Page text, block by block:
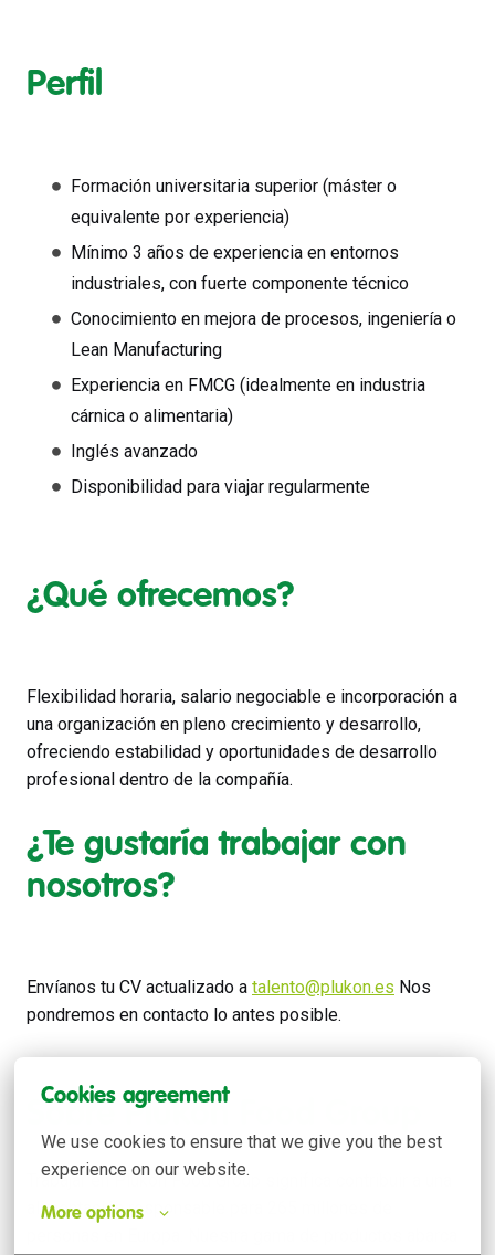
Cookies agreement
We use cookies to ensure that we give you the best
experience on our website.
More options
Perfil
Formación universitaria superior (máster o
equivalente por experiencia)
Mínimo 3 años de experiencia en entornos
industriales, con fuerte componente técnico
Conocimiento en mejora de procesos, ingeniería o
Lean Manufacturing
Experiencia en FMCG (idealmente en industria
cárnica o alimentaria)
Inglés avanzado
Disponibilidad para viajar regularmente
¿Qué ofrecemos?
Flexibilidad horaria, salario negociable e incorporación a
una organización en pleno crecimiento y desarrollo,
ofreciendo estabilidad y oportunidades de desarrollo
profesional dentro de la compañía.
¿Te gustaría trabajar con
nosotros?
Envíanos tu CV actualizado a talento@plukon.es Nos
pondremos en contacto lo antes posible.
Sobre Plukon Food Group
Trabajar en Plukon Food Group significa contribuir a una
alimentación responsable para 265 millones de